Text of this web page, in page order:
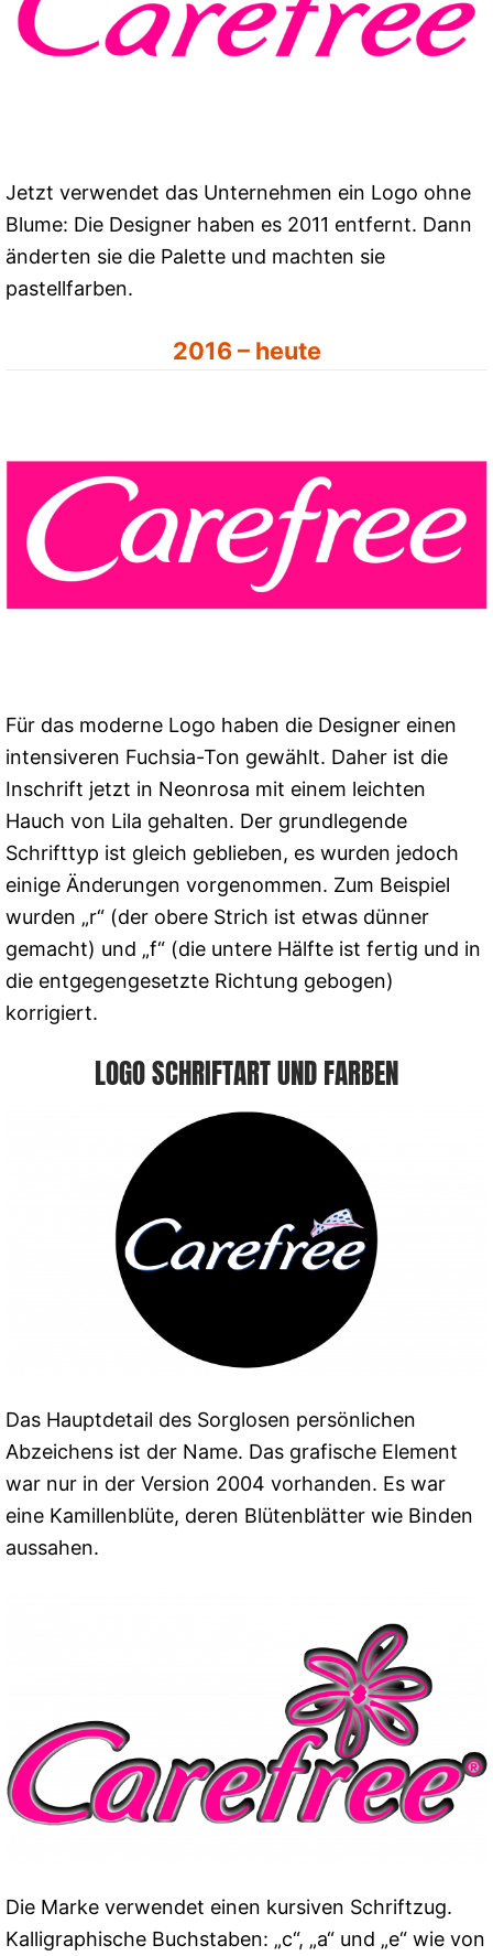
Jetzt verwendet das Unternehmen ein Logo ohne
Blume: Die Designer haben es 2011 entfernt. Dann
änderten sie die Palette und machten sie
pastellfarben.
2016 – heute
Für das moderne Logo haben die Designer einen
intensiveren Fuchsia-Ton gewählt. Daher ist die
Inschrift jetzt in Neonrosa mit einem leichten
Hauch von Lila gehalten. Der grundlegende
Schrifttyp ist gleich geblieben, es wurden jedoch
einige Änderungen vorgenommen. Zum Beispiel
wurden „r“ (der obere Strich ist etwas dünner
gemacht) und „f“ (die untere Hälfte ist fertig und in
die entgegengesetzte Richtung gebogen)
korrigiert.
LOGO SCHRIFTART UND FARBEN
Das Hauptdetail des Sorglosen persönlichen
Abzeichens ist der Name. Das grafische Element
war nur in der Version 2004 vorhanden. Es war
eine Kamillenblüte, deren Blütenblätter wie Binden
aussahen.
Die Marke verwendet einen kursiven Schriftzug.
Kalligraphische Buchstaben: „c“, „a“ und „e“ wie von